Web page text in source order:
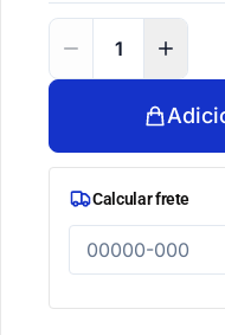
Calcular frete